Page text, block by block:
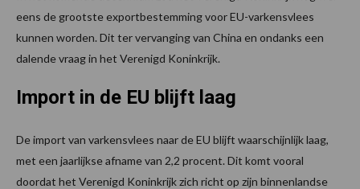
eens de grootste exportbestemming voor EU-varkensvlees
kunnen worden. Dit ter vervanging van China en ondanks een
dalende vraag in het Verenigd Koninkrijk.
Import in de EU blijft laag
De import van varkensvlees naar de EU blijft waarschijnlijk laag,
met een jaarlijkse afname van 2,2 procent. Dit komt vooral
doordat het Verenigd Koninkrijk zich richt op zijn binnenlandse